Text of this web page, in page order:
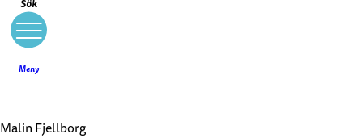
Sök
Meny
Malin Fjellborg